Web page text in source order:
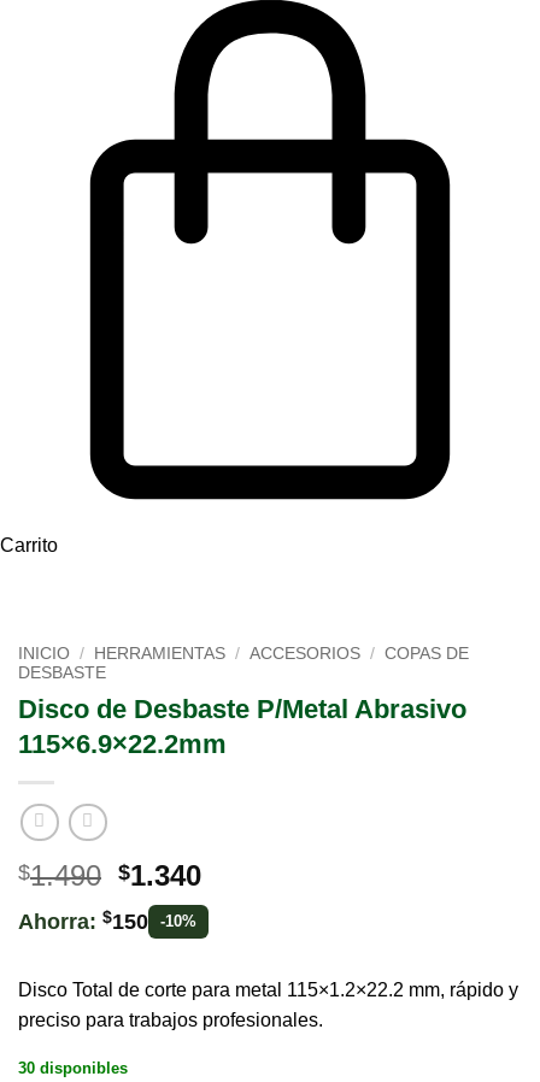
Carrito
INICIO / HERRAMIENTAS / ACCESORIOS / COPAS DE
DESBASTE
Disco de Desbaste P/Metal Abrasivo
115×6.9×22.2mm
$1.490 El
precio
original
$1.490.
$1.340El
precio
actual
$1.340.
Ahorra: $150 -10%
Disco Total de corte para metal 115×1.2×22.2 mm, rápido y
preciso para trabajos profesionales.
30 disponibles